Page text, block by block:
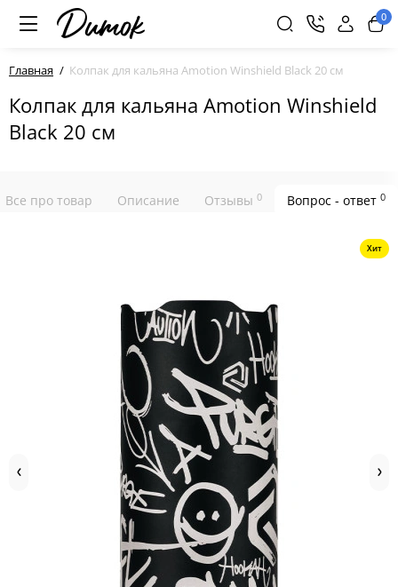
0
Главная Колпак для кальяна Amotion Winshield Black 20 см
Колпак для кальяна Amotion Winshield
Black 20 см
Все про товар Описание Отзывы 0 Вопрос - ответ 0
Хит